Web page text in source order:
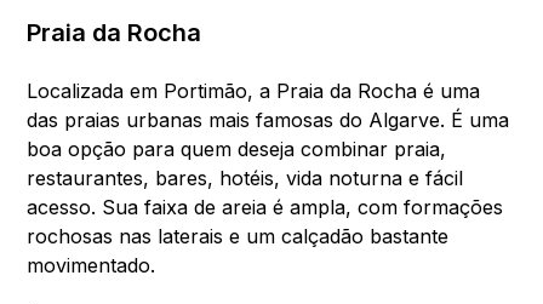
Praia da Rocha
Localizada em Portimão, a Praia da Rocha é uma
das praias urbanas mais famosas do Algarve. É uma
boa opção para quem deseja combinar praia,
restaurantes, bares, hotéis, vida noturna e fácil
acesso. Sua faixa de areia é ampla, com formações
rochosas nas laterais e um calçadão bastante
movimentado.